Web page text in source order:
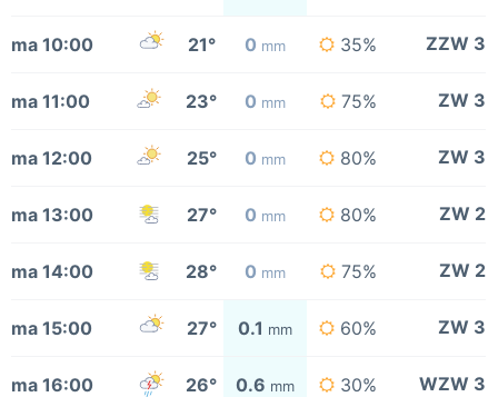
ma 10:00 21° 0 mm 35% ZZW 3
ma 11:00 23° 0 mm 75% ZW 3
ma 12:00 25° 0 mm 80% ZW 3
ma 13:00 27° 0 mm 80% ZW 2
ma 14:00 28° 0 mm 75% ZW 2
ma 15:00 27° 0.1 mm 60% ZW 3
ma 16:00 26° 0.6 mm 30% WZW 3